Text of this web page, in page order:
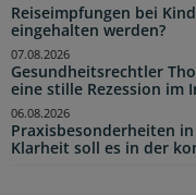
Reiseimpfungen bei
eingehalten werden?
Gesundheitsrechtler
eine stille Rezession im
07.08.2026
Praxisbesonderheiten in
Klarheit soll es in der
06.08.2026